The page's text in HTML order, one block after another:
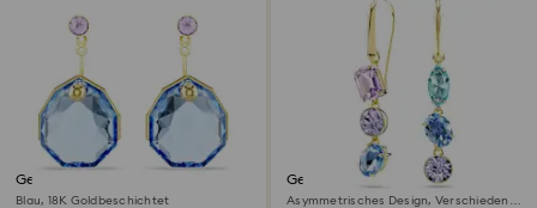
Gema Ohrring-Jackets
Blau, 18K Goldbeschichtet
Gema Drop-Ohrhänger
Asymmetrisches Design, Verschiedene